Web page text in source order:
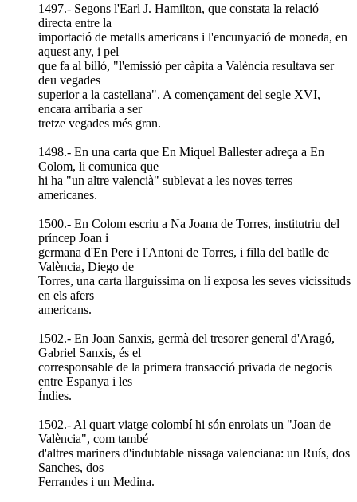
1497.- Segons l'Earl J. Hamilton, que constata la relació
directa entre la
importació de metalls americans i l'encunyació de moneda, en
aquest any, i pel
que fa al billó, "l'emissió per càpita a València resultava ser
deu vegades
superior a la castellana". A començament del segle XVI,
encara arribaria a ser
tretze vegades més gran.
1498.- En una carta que En Miquel Ballester adreça a En
Colom, li comunica que
hi ha "un altre valencià" sublevat a les noves terres
americanes.
1500.- En Colom escriu a Na Joana de Torres, institutriu del
príncep Joan i
germana d'En Pere i l'Antoni de Torres, i filla del batlle de
València, Diego de
Torres, una carta llarguíssima on li exposa les seves vicissituds
en els afers
americans.
1502.- En Joan Sanxis, germà del tresorer general d'Aragó,
Gabriel Sanxis, és el
corresponsable de la primera transacció privada de negocis
entre Espanya i les
Índies.
1502.- Al quart viatge colombí hi són enrolats un "Joan de
València", com també
d'altres mariners d'indubtable nissaga valenciana: un Ruís, dos
Sanches, dos
Ferrandes i un Medina.